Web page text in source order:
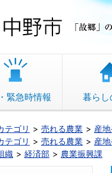
緊急時情報 暮らし
テゴリ 売れる農業 産
テゴリ 売れる農業 産
織 経済部 農業振興課